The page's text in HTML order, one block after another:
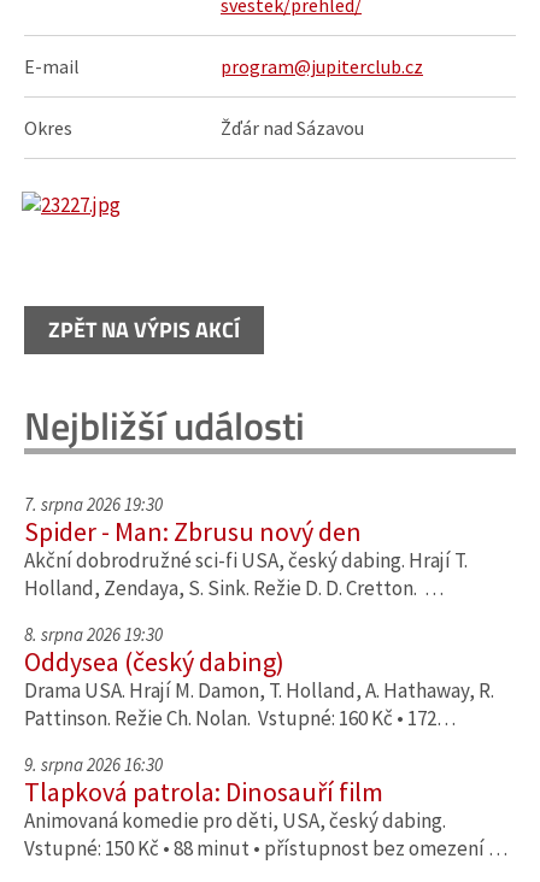
svestek/prehled/
E-mail program@jupiterclub.cz
Okres Žďár nad Sázavou
ZPĚT NA VÝPIS AKCÍ
Nejbližší události
7. srpna 2026 19:30
Spider - Man: Zbrusu nový den
Akční dobrodružné sci-fi USA, český dabing. Hrají T.
Holland, Zendaya, S. Sink. Režie D. D. Cretton. …
8. srpna 2026 19:30
Oddysea (český dabing)
Drama USA. Hrají M. Damon, T. Holland, A. Hathaway, R.
Pattinson. Režie Ch. Nolan. Vstupné: 160 Kč • 172…
9. srpna 2026 16:30
Tlapková patrola: Dinosauří film
Animovaná komedie pro děti, USA, český dabing.
Vstupné: 150 Kč • 88 minut • přístupnost bez omezení …